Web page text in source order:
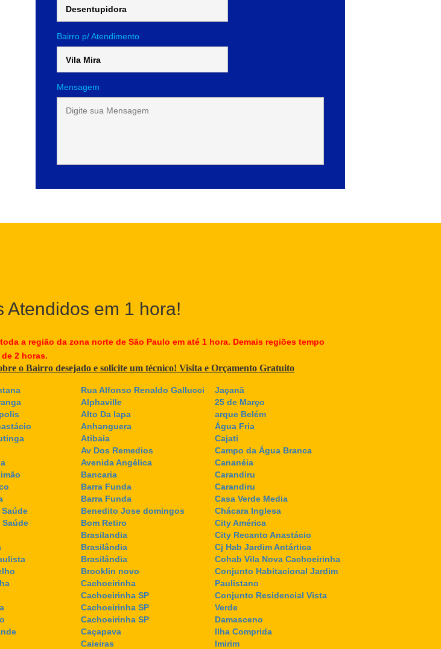
Bairro p/ Atendimento
Mensagem
Atendidos em 1 hora!
a região da zona norte de São Paulo em até 1 hora. Demais regiões tempo
2 horas.
o Bairro desejado e solicite um técnico! Visita e Orçamento Gratuito
Saúde
Rua Alfonso Renaldo Gallucci
Alphaville
Alto Da lapa
Anhanguera
Atibaia
Av Dos Remedios
Avenida Angélica
Bancaria
Barra Funda
Barra Funda
Benedito Jose domingos
Bom Retiro
Brasilandia
Brasilândia
Brasilândia
Brooklin novo
Cachoeirinha
Cachoeirinha SP
Cachoeirinha SP
Cachoeirinha SP
Caçapava
Caieiras
Jaçanã
25 de Março
arque Belém
Água Fria
Cajati
Campo da Água Branca
Cananéia
Carandiru
Carandiru
Casa Verde Media
Chácara Inglesa
City América
City Recanto Anastácio
Cj Hab Jardim Antártica
Cohab Vila Nova Cachoeirinha
Conjunto Habitacional Jardim
Paulistano
Conjunto Residencial Vista
Verde
Damasceno
Ilha Comprida
Imirim